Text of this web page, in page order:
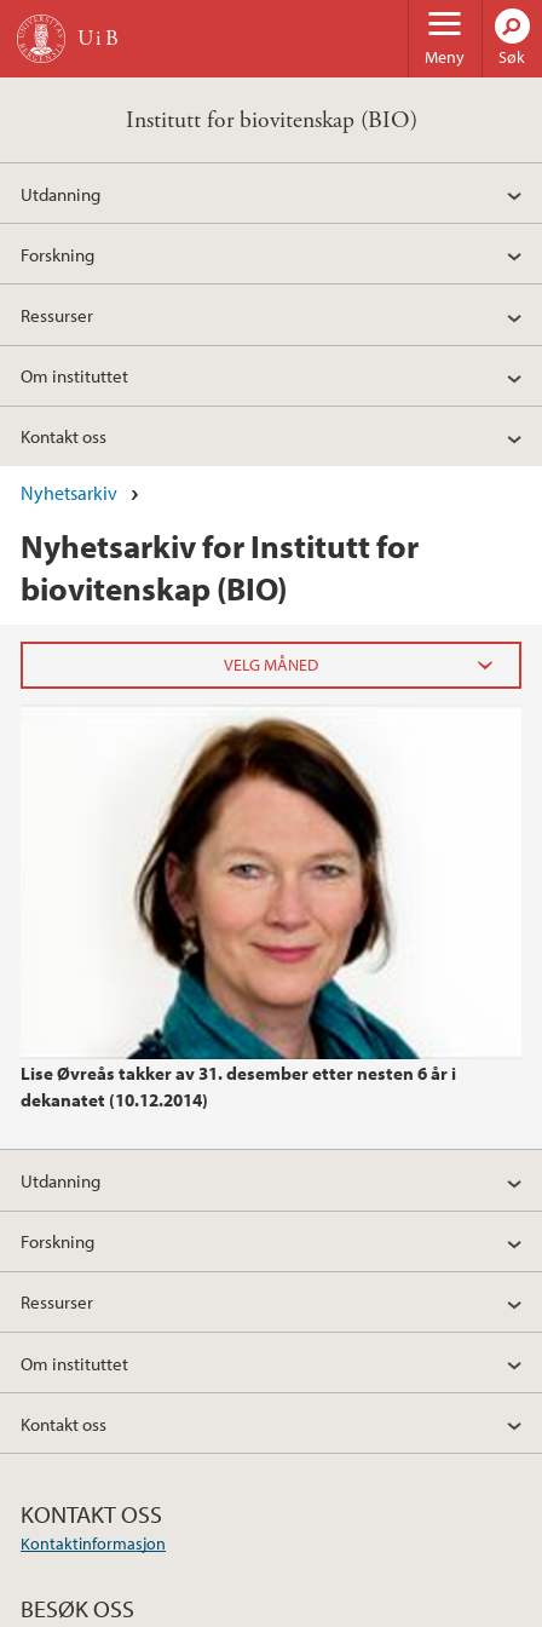
Hopp til hovedinnhold
Meny Søk
Institutt for biovitenskap (BIO)
Utdanning
Forskning
Ressurser
Om instituttet
Kontakt oss
Nyhetsarkiv
Nyhetsarkiv for Institutt for
biovitenskap (BIO)
Lise Øvreås takker av 31. desember etter nesten 6 år i
dekanatet (10.12.2014)
2025
desember (1)
november (1)
september (1)
juli (2)
juni (2)
mai (4)
april (3)
mars (4)
februar (4)
januar (1)
Utdanning
Forskning
Ressurser
Om instituttet
Kontakt oss
KONTAKT OSS
Kontaktinformasjon
BESØK OSS